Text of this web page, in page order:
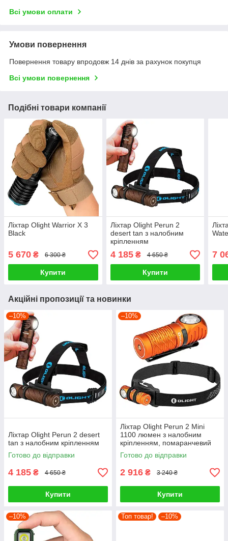
Всі умови оплати
Умови повернення
Повернення товару впродовж 14 днів за рахунок покупця
Всі умови повернення
Подібні товари компанії
Ліхтар Olight Warrior X 3
Black
5 670 ₴ 6 300 ₴
Купити
Ліхтар Olight Perun 2
desert tan з налобним
кріпленням
4 185₴ 4 650 ₴
Купити
7
Акційні пропозиції та новинки
–10%
Ліхтар Olight Perun 2 desert
tan з налобним кріпленням
Готово до відправки
4 185 ₴ 4 650 ₴
Купити
–10%
Ліхтар Olight Perun 2 Mini
1100 люмен з налобним
кріпленням, помаранчевий
Готово до відправки
2 916 ₴ 3 240 ₴
Купити
–10% Топ товар! –10%